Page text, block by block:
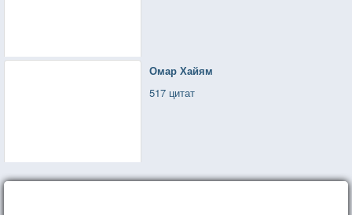
Омар Хайям
517 цитат